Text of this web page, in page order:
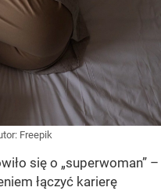
Freepik
się o „superwoman” –
łączyć karierę